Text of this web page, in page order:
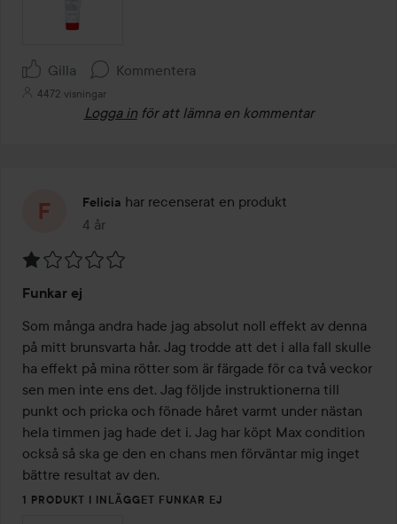
Gilla Kommentera
4472 visningar
Logga in för att lämna en kommentar
Felicia har recenserat en produkt
4 år
Inlägget skapades 4 år
1
av
5
Funkar ej
Som många andra hade jag absolut noll effekt av denna
på mitt brunsvarta hår. Jag trodde att det i alla fall skulle
ha effekt på mina rötter som är färgade för ca två veckor
sen men inte ens det. Jag följde instruktionerna till
punkt och pricka och fönade håret varmt under nästan
hela timmen jag hade det i. Jag har köpt Max condition
också så ska ge den en chans men förväntar mig inget
bättre resultat av den.
1 PRODUKT I INLÄGGET FUNKAR EJ